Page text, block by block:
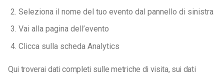
Seleziona il nome del tuo evento dal pannello di sinistra
Vai alla pagina dell’evento
Clicca sulla scheda Analytics
Qui troverai dati completi sulle metriche di visita, sui dati